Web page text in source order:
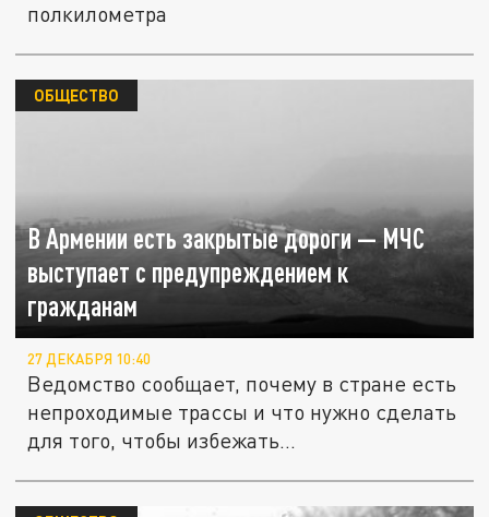
полкилометра
В Армении есть закрытые дороги — МЧС
выступает с предупреждением к
гражданам
ОБЩЕСТВО
27 ДЕКАБРЯ 10:40
Ведомство сообщает, почему в стране есть
непроходимые трассы и что нужно сделать
для того, чтобы избежать...